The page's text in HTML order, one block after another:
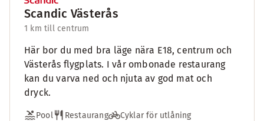
Scandic Västerås
1 km till centrum
Här bor du med bra läge nära E18, centrum och
Västerås flygplats. I vår ombonade restaurang
kan du varva ned och njuta av god mat och
dryck.
Pool Restaurang
Cyklar för utlåning